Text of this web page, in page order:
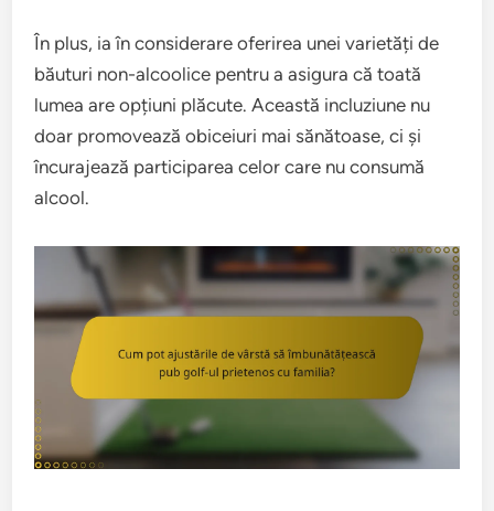
În plus, ia în considerare oferirea unei varietăți de
băuturi non-alcoolice pentru a asigura că toată
lumea are opțiuni plăcute. Această incluziune nu
doar promovează obiceiuri mai sănătoase, ci și
încurajează participarea celor care nu consumă
alcool.